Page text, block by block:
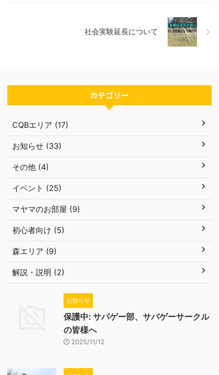
社会実験延長について
カテゴリー
CQBエリア (17)
お知らせ (33)
その他 (4)
イベント (25)
マヤマのお部屋 (9)
初心者向け (5)
森エリア (9)
解説・説明 (2)
お知らせ
保護中: サバゲー部、サバゲーサークル
の皆様へ
2025/11/12